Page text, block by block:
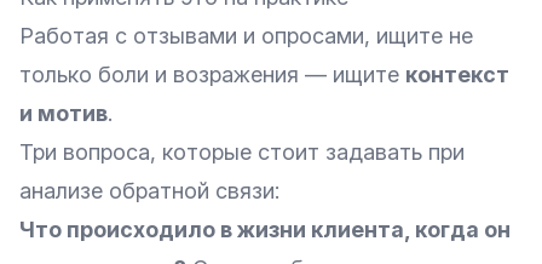
Работая с отзывами и опросами, ищите не
только боли и возражения — ищите контекст
и мотив.
Три вопроса, которые стоит задавать при
анализе обратной связи:
Что происходило в жизни клиента, когда он